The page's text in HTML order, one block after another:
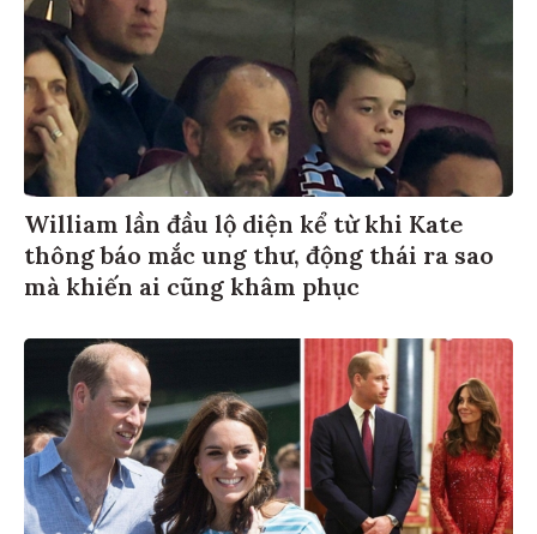
William lần đầu lộ diện kể từ khi Kate
thông báo mắc ung thư, động thái ra sao
mà khiến ai cũng khâm phục